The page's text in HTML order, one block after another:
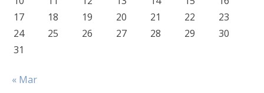
17
18 19 20 21 22
23
24
25 26 27 28 29
30
31
« Mar